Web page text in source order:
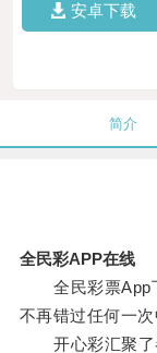
安卓下载
简介
全民彩APP在线
全民彩票App下
不再错过任何一次
开心彩汇聚了